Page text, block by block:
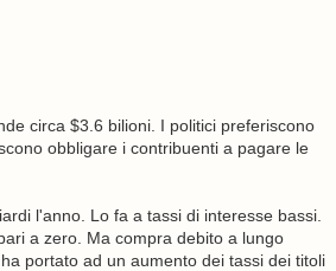
circa $3.6 bilioni. I politici preferiscono
obbligare i contribuenti a pagare le
l'anno. Lo fa a tassi di interesse bassi.
a zero. Ma compra debito a lungo
portato ad un aumento dei tassi dei titoli